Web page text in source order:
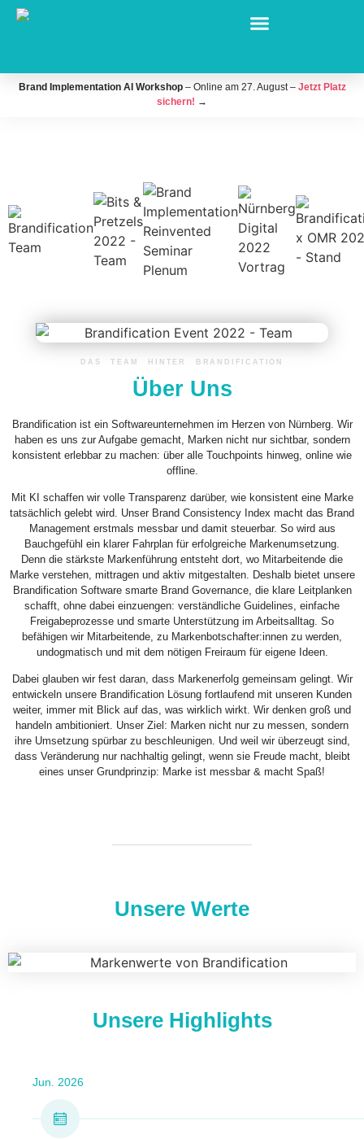
Brand Implementation AI Workshop– Online am 27. August – Jetzt Platz
sichern! →
DAS TEAM HINTER BRANDIFICATION
Über Uns
Brandification ist ein Softwareunternehmen im Herzen von Nürnberg. Wir
haben es uns zur Aufgabe gemacht, Marken nicht nur sichtbar, sondern
konsistent erlebbar zu machen: über alle Touchpoints hinweg, online wie
offline.
Mit KI schaffen wir volle Transparenz darüber, wie konsistent eine Marke
tatsächlich gelebt wird. Unser Brand Consistency Index macht das Brand
Management erstmals messbar und damit steuerbar. So wird aus
Bauchgefühl ein klarer Fahrplan für erfolgreiche Markenumsetzung.
Denn die stärkste Markenführung entsteht dort, wo Mitarbeitende die
Marke verstehen, mittragen und aktiv mitgestalten. Deshalb bietet unsere
Brandification Software smarte Brand Governance, die klare Leitplanken
schafft, ohne dabei einzuengen: verständliche Guidelines, einfache
Freigabeprozesse und smarte Unterstützung im Arbeitsalltag. So
befähigen wir Mitarbeitende, zu Markenbotschafter:innen zu werden,
undogmatisch und mit dem nötigen Freiraum für eigene Ideen.
Dabei glauben wir fest daran, dass Markenerfolg gemeinsam gelingt. Wir
entwickeln unsere Brandification Lösung fortlaufend mit unseren Kunden
weiter, immer mit Blick auf das, was wirklich wirkt. Wir denken groß und
handeln ambitioniert. Unser Ziel: Marken nicht nur zu messen, sondern
ihre Umsetzung spürbar zu beschleunigen. Und weil wir überzeugt sind,
dass Veränderung nur nachhaltig gelingt, wenn sie Freude macht, bleibt
eines unser Grundprinzip: Marke ist messbar & macht Spaß!
Unsere Werte
Unsere Highlights
Jun. 2026